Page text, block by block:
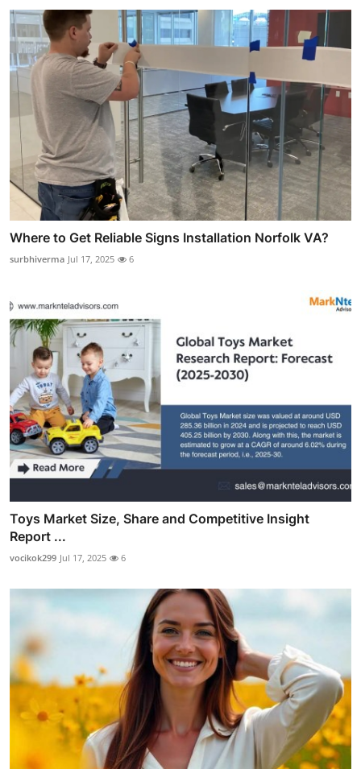
Where to Get Reliable Signs Installation Norfolk VA?
surbhiverma Jul 17, 2025 6
Toys Market Size, Share and Competitive Insight
Report ...
vocikok299 Jul 17, 2025 6